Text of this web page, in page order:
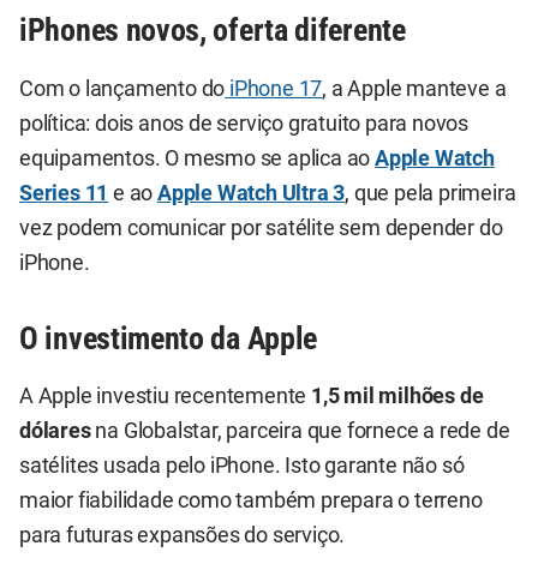
iPhones novos, oferta diferente
Com o lançamento do iPhone 17, a Apple manteve a
política: dois anos de serviço gratuito para novos
equipamentos. O mesmo se aplica ao Apple Watch
Series 11 e aoApple Watch Ultra 3, que pela primeira
vez podem comunicar por satélite sem depender do
iPhone.
O investimento da Apple
A Apple investiu recentemente 1,5 mil milhões de
dólaresna Globalstar, parceira que fornece a rede de
satélites usada pelo iPhone. Isto garante não só
maior fiabilidade como também prepara o terreno
para futuras expansões do serviço.